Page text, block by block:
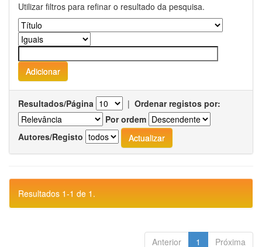
Utilizar filtros para refinar o resultado da pesquisa.
Resultados/Página | Ordenar registos por:
Por ordem
Autores/Registo
Resultados 1-1 de 1.
Anterior 1 Próxima